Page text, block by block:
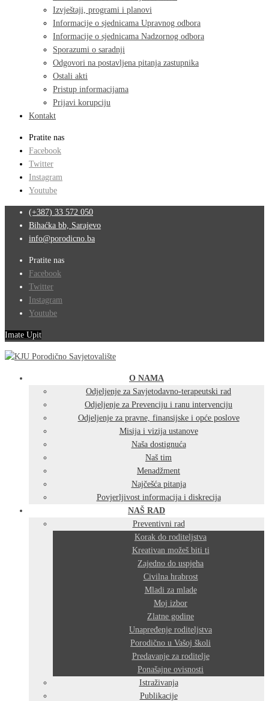
Izvještaji, programi i planovi
Informacije o sjednicama Upravnog odbora
Informacije o sjednicama Nadzornog odbora
Sporazumi o saradnji
Odgovori na postavljena pitanja zastupnika
Ostali akti
Pristup informacijama
Prijavi korupciju
Kontakt
Pratite nas
Facebook
Twitter
Instagram
Youtube
(+387) 33 572 050
Bihaćka bb, Sarajevo
info@porodicno.ba
Pratite nas
Facebook
Twitter
Instagram
Youtube
Imate Upit
O NAMA
Odjeljenje za Savjetodavno-terapeutski rad
Odjeljenje za Prevenciju i ranu intervenciju
Odjeljenje za pravne, finansijske i opće poslove
Misija i vizija ustanove
Naša dostignuća
Naš tim
Menadžment
Najčešća pitanja
Povjerljivost informacija i diskrecija
NAŠ RAD
Preventivni rad
Korak do roditeljstva
Kreativan možeš biti ti
Zajedno do uspjeha
Civilna hrabrost
Mladi za mlade
Moj izbor
Zlatne godine
Unapređenje roditeljstva
Porodično u Vašoj školi
Predavanje za roditelje
Ponašajne ovisnosti
Istraživanja
Publikacije